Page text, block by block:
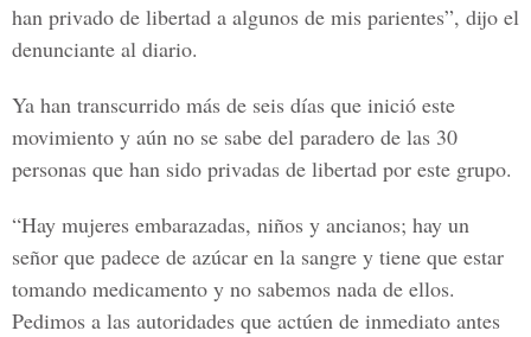
han privado de libertad a algunos de mis parientes”, dijo el
denunciante al diario.
Ya han transcurrido más de seis días que inició este
movimiento y aún no se sabe del paradero de las 30
personas que han sido privadas de libertad por este grupo.
“Hay mujeres embarazadas, niños y ancianos; hay un
señor que padece de azúcar en la sangre y tiene que estar
tomando medicamento y no sabemos nada de ellos.
Pedimos a las autoridades que actúen de inmediato antes